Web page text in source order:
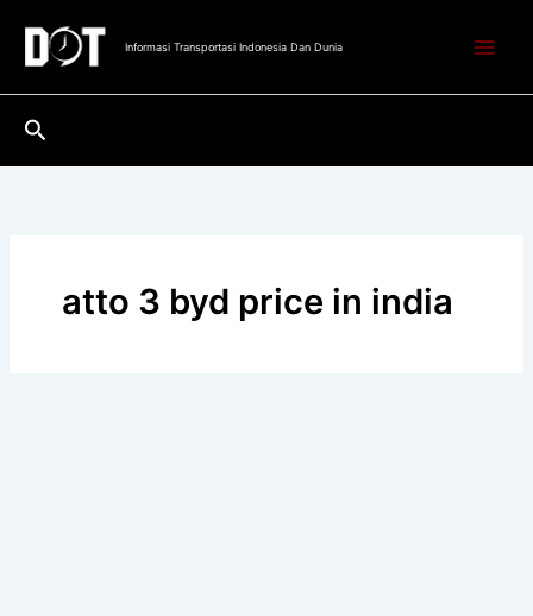
konten
Informasi Transportasi Indonesia Dan Dunia
Cari
atto 3 byd price in india